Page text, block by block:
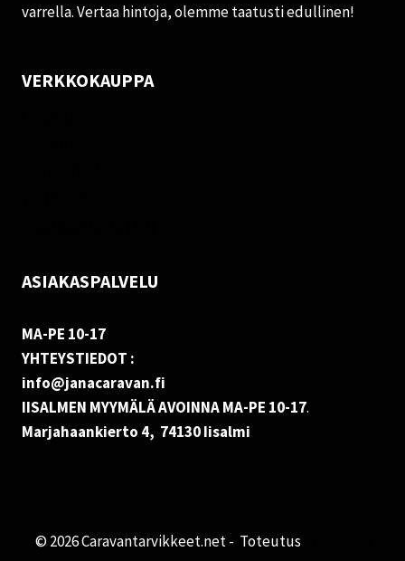
varrella. Vertaa hintoja, olemme taatusti edullinen!
VERKKOKAUPPA
ASIAKASPALVELU
MA-PE 10-17
YHTEYSTIEDOT :
info@janacaravan.fi
IISALMEN MYYMÄLÄ AVOINNA MA-PE 10-17.
Marjahaankierto 4, 74130 Iisalmi
© 2026 Caravantarvikkeet.net - Toteutus